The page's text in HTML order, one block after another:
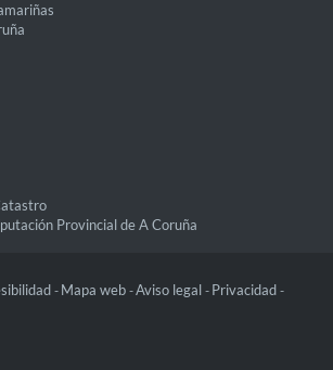
Provincial de A Coruña
- Mapa web -Aviso legal - Privacidad -